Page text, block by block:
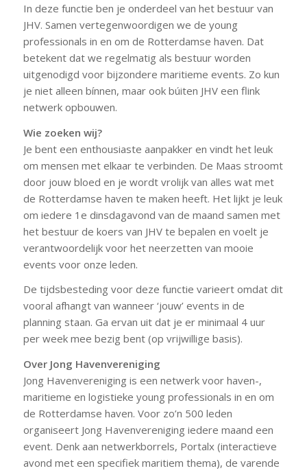
In deze functie ben je onderdeel van het bestuur van
JHV. Samen vertegenwoordigen we de young
professionals in en om de Rotterdamse haven. Dat
betekent dat we regelmatig als bestuur worden
uitgenodigd voor bijzondere maritieme events. Zo kun
je niet alleen bínnen, maar ook búiten JHV een flink
netwerk opbouwen.
Wie zoeken wij?
Je bent een enthousiaste aanpakker en vindt het leuk
om mensen met elkaar te verbinden. De Maas stroomt
door jouw bloed en je wordt vrolijk van alles wat met
de Rotterdamse haven te maken heeft. Het lijkt je leuk
om iedere 1e dinsdagavond van de maand samen met
het bestuur de koers van JHV te bepalen en voelt je
verantwoordelijk voor het neerzetten van mooie
events voor onze leden.
De tijdsbesteding voor deze functie varieert omdat dit
vooral afhangt van wanneer ‘jouw’ events in de
planning staan. Ga ervan uit dat je er minimaal 4 uur
per week mee bezig bent (op vrijwillige basis).
Over Jong Havenvereniging
Jong Havenvereniging is een netwerk voor haven-,
maritieme en logistieke young professionals in en om
de Rotterdamse haven. Voor zo’n 500 leden
organiseert Jong Havenvereniging iedere maand een
event. Denk aan netwerkborrels, Portalx (interactieve
avond met een specifiek maritiem thema), de varende